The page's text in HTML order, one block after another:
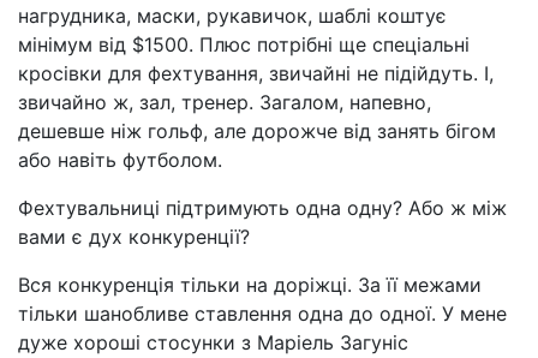
нагрудника, маски, рукавичок, шаблі коштує
мінімум від $1500. Плюс потрібні ще спеціальні
кросівки для фехтування, звичайні не підійдуть. І,
звичайно ж, зал, тренер. Загалом, напевно,
дешевше ніж гольф, але дорожче від занять бігом
або навіть футболом.
Фехтувальниці підтримують одна одну? Або ж між
вами є дух конкуренції?
Вся конкуренція тільки на доріжці. За її межами
тільки шанобливе ставлення одна до одної. У мене
дуже хороші стосунки з Маріель Загуніс